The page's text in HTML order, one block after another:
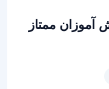
ممتاز